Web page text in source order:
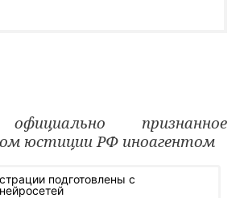
признанное
юстиции РФ иноагентом
подготовлены с